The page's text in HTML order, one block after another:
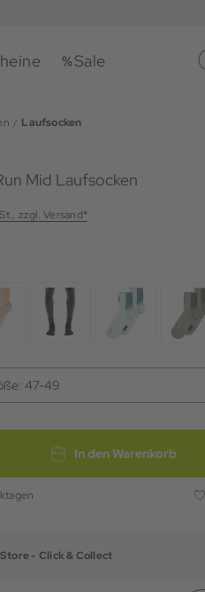
Sale
Laufsocken
Mid Laufsocken
zzgl. Versand*
47-49
In den Warenkorb
- Click & Collect